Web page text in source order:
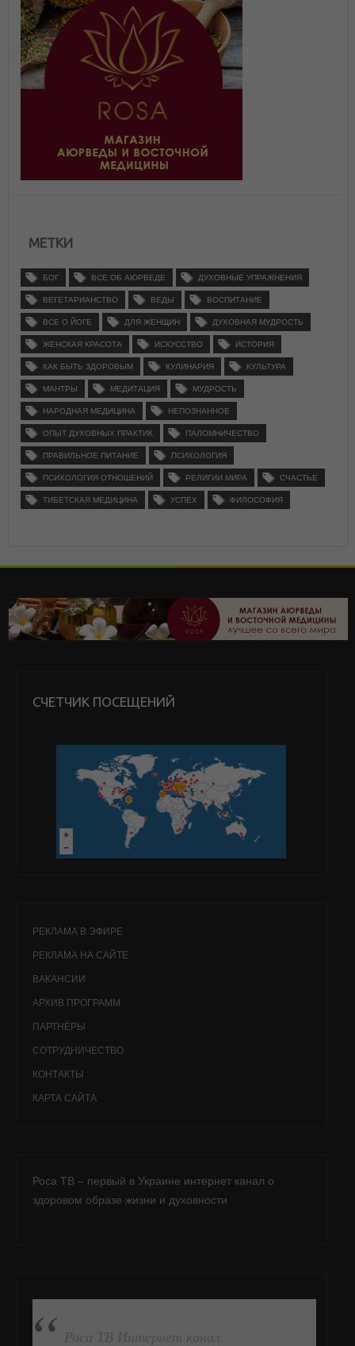
МЕТКИ
БОГ ВСЕ ОБ АЮРВЕДЕ ДУХОВНЫЕ УПРАЖНЕНИЯ
ВЕГЕТАРИАНСТВО ВЕДЫ ВОСПИТАНИЕ
ВСЕ О ЙОГЕ ДЛЯ ЖЕНЩИН ДУХОВНАЯ МУДРОСТЬ
ЖЕНСКАЯ КРАСОТА ИСКУССТВО ИСТОРИЯ
КАК БЫТЬ ЗДОРОВЫМ КУЛИНАРИЯ КУЛЬТУРА
МАНТРЫ МЕДИТАЦИЯ МУДРОСТЬ
НАРОДНАЯ МЕДИЦИНА НЕПОЗНАННОЕ
ОПЫТ ДУХОВНЫХ ПРАКТИК ПАЛОМНИЧЕСТВО
ПРАВИЛЬНОЕ ПИТАНИЕ ПСИХОЛОГИЯ
ПСИХОЛОГИЯ ОТНОШЕНИЙ РЕЛИГИИ МИРА СЧАСТЬЕ
ТИБЕТСКАЯ МЕДИЦИНА УСПЕХ ФИЛОСОФИЯ
СЧЕТЧИК ПОСЕЩЕНИЙ
РЕКЛАМА В ЭФИРЕ
РЕКЛАМА НА САЙТЕ
ВАКАНСИИ
АРХИВ ПРОГРАММ
ПАРТНЁРЫ
СОТРУДНИЧЕСТВО
КОНТАКТЫ
КАРТА САЙТА
Роса ТВ – первый в Украине интернет канал о
здоровом образе жизни и духовности
ПОДПИСАТЬСЯ НА FB
Роса ТВ Интернет канал